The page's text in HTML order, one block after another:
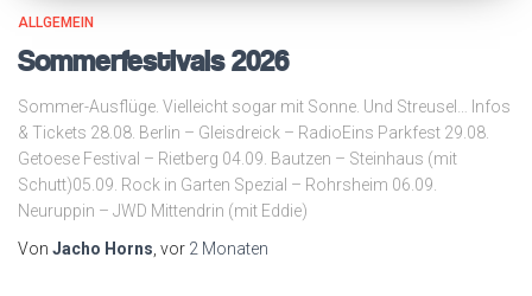
ALLGEMEIN
Sommerfestivals 2026
Sommer-Ausflüge. Vielleicht sogar mit Sonne. Und Streusel… Infos
& Tickets 28.08. Berlin – Gleisdreick – RadioEins Parkfest 29.08.
Getoese Festival – Rietberg 04.09. Bautzen – Steinhaus (mit
Schutt)05.09. Rock in Garten Spezial – Rohrsheim 06.09.
Neuruppin – JWD Mittendrin (mit Eddie)
Von Jacho Horns , vor 2 Monaten